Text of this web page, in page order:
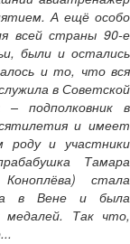
А ещё особо
всей страны 90-е
были и остались
и то, что вся
в Советской
подполковник в
и имеет
роду и участники
Тамара
стала
в Вене и была
медалей. Так что,